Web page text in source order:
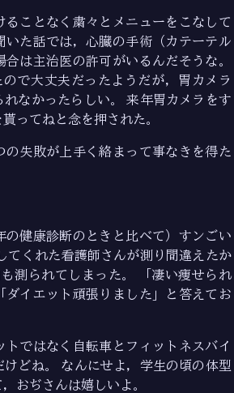
ことなく粛々とメニューをこなして
いた話では，心臓の手術（カテーテル
は主治医の許可がいるんだそうな。
で大丈夫だったようだが，胃カメラ
なかったらしい。 来年胃カメラをす
ってねと念を押された。
の失敗が上手く絡まって事なきを得た
の健康診断のときと比べて）すンごい
てくれた看護師さんが測り間違えたか
測られてしまった。 「凄い痩せられ
ダイエット頑張りました」と答えてお
トではなく自転車とフィットネスバイ
どね。 なんにせよ，学生の頃の体型
おぢさんは嬉しいよ。